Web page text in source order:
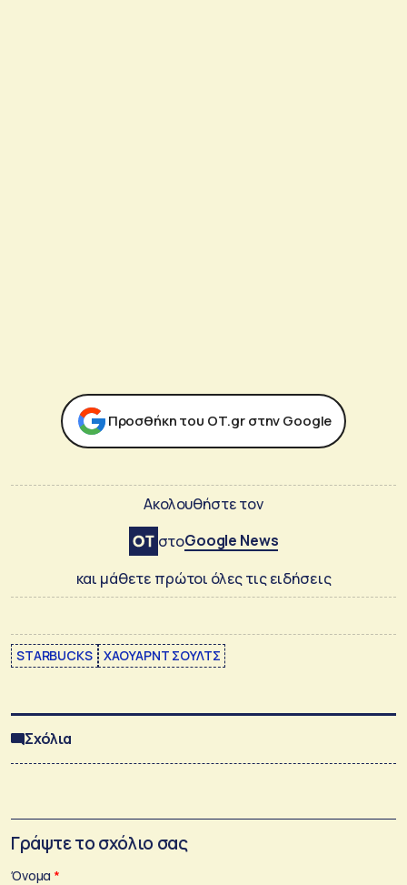
Προσθήκη του ΟΤ.gr στην Google
Ακολουθήστε τον
στοGoogle News
και μάθετε πρώτοι όλες τις ειδήσεις
STARBUCKS ΧΑΟΥΑΡΝΤ ΣΟΥΛΤΣ
Σχόλια
Γράψτε το σχόλιο σας
Όνομα